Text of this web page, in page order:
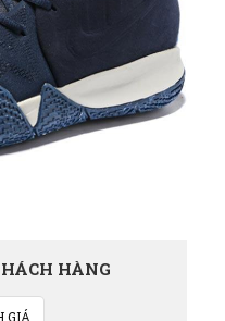
HÀNG
GIÁ